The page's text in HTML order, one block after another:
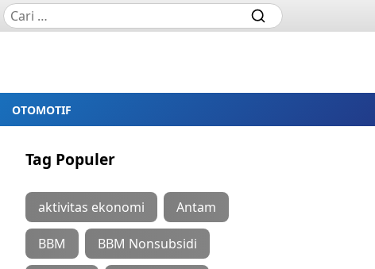
OTOMOTIF
Tag Populer
aktivitas ekonomi Antam
BBM BBM Nonsubsidi